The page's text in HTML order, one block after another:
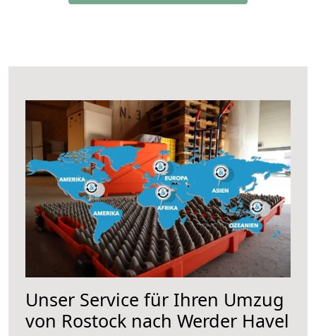
Unser Service für Ihren Umzug
von Rostock nach Werder Havel